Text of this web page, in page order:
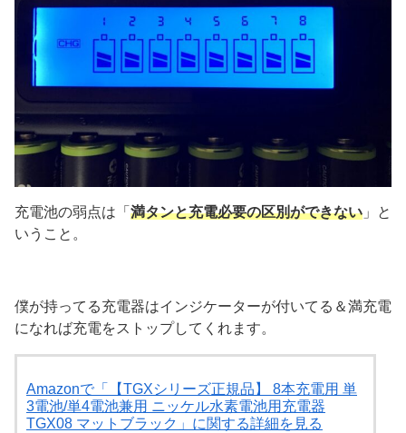
充電池の弱点は「 満タンと充電必要の区別ができない 」と
いうこと。
僕が持ってる充電器はインジケーターが付いてる＆満充電
になれば充電をストップしてくれます。
Amazonで「【TGXシリーズ正規品】 8本充電用 単
3電池/単4電池兼用 ニッケル水素電池用充電器
TGX08 マットブラック」に関する詳細を見る